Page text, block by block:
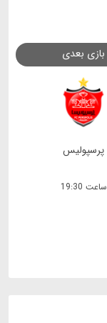
بازی بعدی
پرسپولیس
ساعت 19:30